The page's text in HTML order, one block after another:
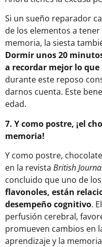
Si un sueño reparador
de los elementos a
memoria, la siesta
Dormir unos 20
a recordar mejor lo
durante este reposo
darnos cuenta. Este
edad.
7. Y como postre, ¡el
memoria!
Y como postre,
en la revista British
concluido que uno de
flavonoles, están
desempeño cognitivo.
perfusión cerebral,
promueven cambios en
aprendizaje y la